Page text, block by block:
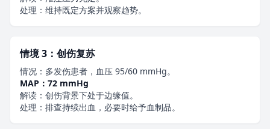
处理：维持既定方案并观察趋势。
情境 3：创伤复苏
情况：多发伤患者，血压 95/60 mmHg。
MAP：72 mmHg
解读：创伤背景下处于边缘值。
处理：排查持续出血，必要时给予血制品。